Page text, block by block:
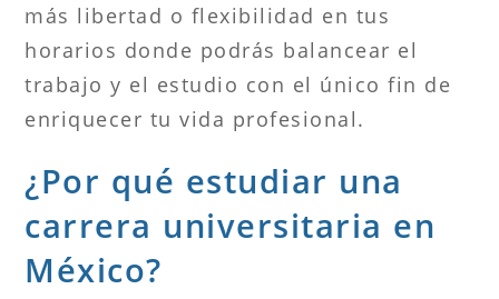
más libertad o flexibilidad en tus
horarios donde podrás balancear el
trabajo y el estudio con el único fin de
enriquecer tu vida profesional.
¿Por qué estudiar una
carrera universitaria en
México?